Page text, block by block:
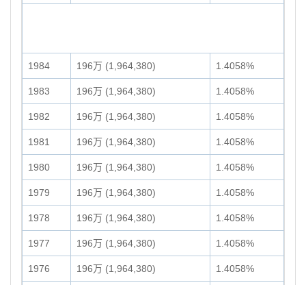
1984 196万 (1,964,380) 1.4058%
1983 196万 (1,964,380) 1.4058%
1982 196万 (1,964,380) 1.4058%
1981 196万 (1,964,380) 1.4058%
1980 196万 (1,964,380) 1.4058%
1979 196万 (1,964,380) 1.4058%
1978 196万 (1,964,380) 1.4058%
1977 196万 (1,964,380) 1.4058%
1976 196万 (1,964,380) 1.4058%